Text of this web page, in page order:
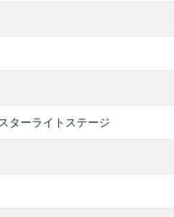
ターライトステージ